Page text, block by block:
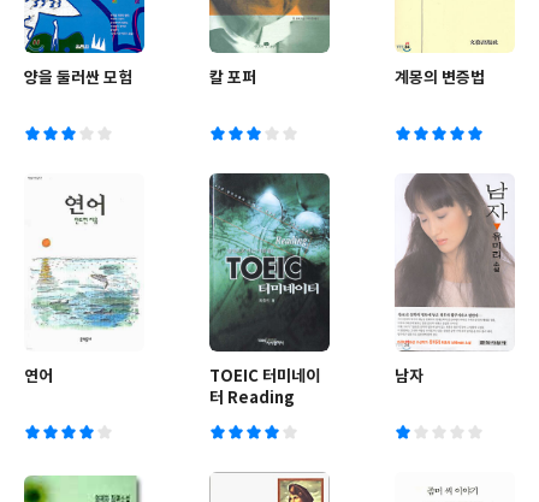
양을 둘러싼 모험 칼 포퍼 계몽의 변증법
연어
TOEIC 터미네이
터 Reading
남자